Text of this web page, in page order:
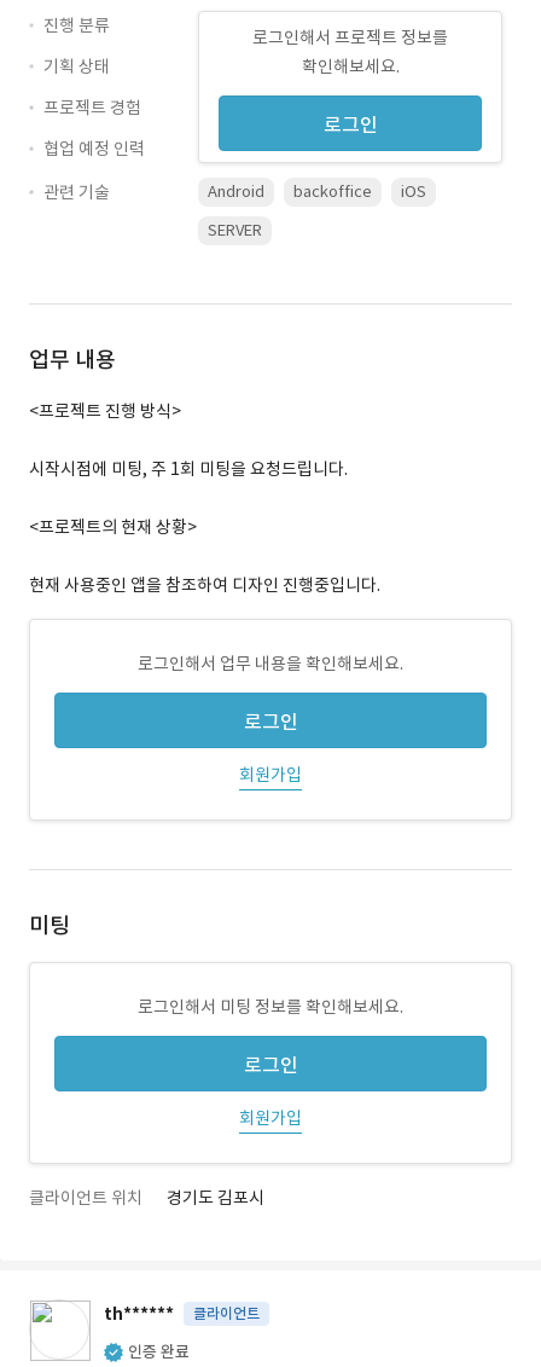
로그인해서 프로젝트 정보를
확인해보세요.
로그인
진행 분류
기획 상태
프로젝트 경험
협업 예정 인력
관련 기술
Android backoffice
iOS
SERVER
업무 내용
<프로젝트 진행 방식>
시작시점에 미팅, 주 1회 미팅을 요청드립니다.
<프로젝트의 현재 상황>
현재 사용중인 앱을 참조하여 디자인 진행중입니다.
로그인해서 업무 내용을 확인해보세요.
로그인
회원가입
미팅
로그인해서 미팅 정보를 확인해보세요.
로그인
회원가입
클라이언트 위치 경기도 김포시
th****** 클라이언트
인증 완료